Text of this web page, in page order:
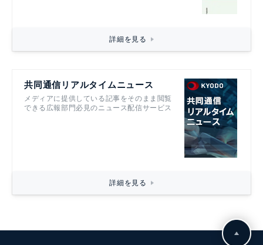
詳細を見る
共同通信リアルタイムニュース
メディアに提供している記事をそのまま閲覧
できる広報部門必見のニュース配信サービス
詳細を見る